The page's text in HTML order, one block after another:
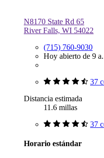
N8170 State Rd 65
River Falls, WI 54022
(715) 760-9030
Hoy abierto de 9
37
Distancia estimada
11.6 millas
37
Horario estándar